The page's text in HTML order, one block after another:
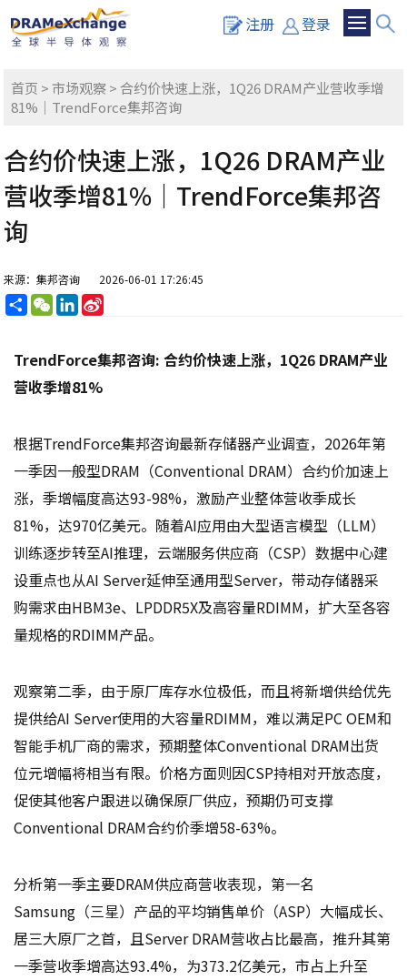
注册 登录
首页 >市场观察> 合约价快速上涨，1Q26 DRAM产业营收季增
81%｜TrendForce集邦咨询
合约价快速上涨，1Q26 DRAM产业
营收季增81%｜TrendForce集邦咨
询
来源：集邦咨询 2026-06-01 17:26:45
分
享
WeChatLinkedIn
TrendForce集邦咨询: 合约价快速上涨，1Q26 DRAM产业
营收季增81%
根据TrendForce集邦咨询最新存储器产业调查，2026年第
一季因一般型DRAM（Conventional DRAM）合约价加速上
涨，季增幅度高达93-98%，激励产业整体营收季成长
81%，达970亿美元。随着AI应用由大型语言模型（LLM）
训练逐步转至AI推理，云端服务供应商（CSP）数据中心建
设重点也从AI Server延伸至通用型Server，带动存储器采
购需求由HBM3e、LPDDR5X及高容量RDIMM，扩大至各容
量规格的RDIMM产品。
观察第二季，由于原厂库存水位极低，而且将新增供给优先
提供给AI Server使用的大容量RDIMM，难以满足PC OEM和
智能手机厂商的需求，预期整体Conventional DRAM出货
位元增幅将相当有限。价格方面则因CSP持相对开放态度，
促使其他客户跟进以确保原厂供应，预期仍可支撑
Conventional DRAM合约价季增58-63%。
分析第一季主要DRAM供应商营收表现，第一名
Samsung（三星）产品的平均销售单价（ASP）大幅成长、
居三大原厂之首，且Server DRAM营收占比最高，推升其第
一季营收季增高达93.4%，为373.2亿美元，市占上升至